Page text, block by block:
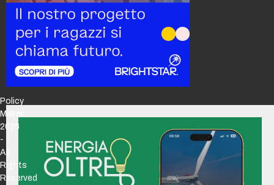
Policy
Maker
2026
-
All
Rights
Reserved